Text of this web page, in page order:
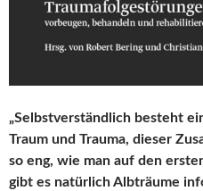
„Selbstverständlich besteht
Traum und Trauma, dieser
so eng, wie man auf den
gibt es natürlich Albträume